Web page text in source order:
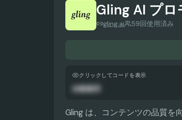
Gling AI プロ
gling.ai 59回使用済み
クリックしてコードを表示
自動適用
Gling は、コンテンツの品質を